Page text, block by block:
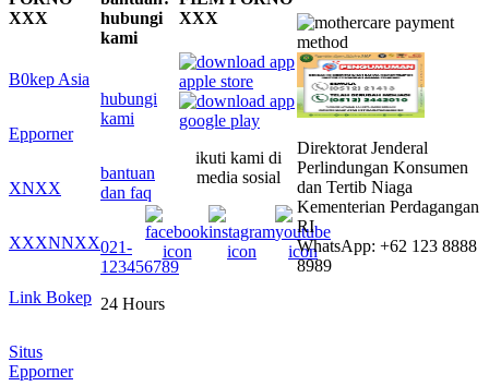
XXX
B0kep Asia
Epporner
XNXX
XXXNNXX
Link Bokep
Situs
Epporner
hubungi
kami
hubungi
kami
bantuan
dan faq
021-
123456789
24 Hours
XXX
ikuti kami di
media sosial
Direktorat Jenderal
Perlindungan Konsumen
dan Tertib Niaga
Kementerian Perdagangan
RI
WhatsApp: +62 123 8888
8989